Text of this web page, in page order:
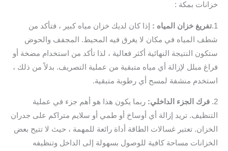
خزانات بمكة :
1. تفريغ خزان المياه : إذا كان لديك خزان مياه كبير ، فتأكد من
شطف المياه في مكان لا يغرق فيه المحيط. المجفف والحوض
ستكون النتيجة النهائية أكثر فعالية ، لذا تأكد من استخدام مضخة أو
فراغ مبلل لإزالة أي مياه متبقية من عملية التصريف. بدلاً من ذلك ،
استخدم منشفة لمسح أي رطوبة متبقية.
2. فرك الجزء الداخلي: ربما يكون هذا هو أهم جزء في عملية
التنظيف. تريد إزالة أي أوساخ أو طمي أو سلايم متراكم على جدران
الخزان. تعتبر غسالات الطاقة أداة رائعة للمهمة ، حيث لا تتيح بعض
الخزانات مساحة كافية للوصول بسهولة إلى الداخل وتنظيفه